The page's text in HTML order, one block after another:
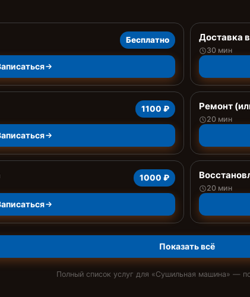
Бесплатно Доставка
30 мин
1100 ₽ Ремонт
20 мин
1000 ₽
20 мин
Показать всё
Полный список услуг для «Сушильная машина» —